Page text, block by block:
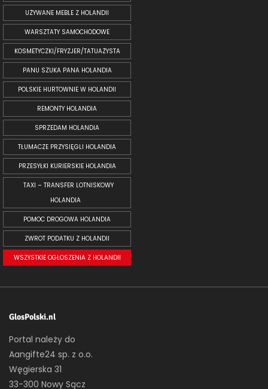
UŻYWANE MEBLE Z HOLANDII
WARSZTATY SAMOCHODOWE
KOSMETYCZKI/FRYZJER/TATUAŻYSTA
PANU SZUKA PANA HOLANDIA
POLSKIE HURTOWNIE W HOLANDII
REMONTY HOLANDIA
SPRZEDAM HOLANDIA
TŁUMACZE PRZYSIĘGLI HOLANDIA
PRZESYŁKI KURIERSKIE HOLANDIA
TAXI – TRANSFER LOTNISKOWY
HOLANDIA
POMOC DROGOWA HOLANDIA
ZWROT PODATKU Z HOLANDII
WSZYSTKIE OGŁOSZENIA Z HOLANDII
GlosPolski.nl
Portal należy do
Aangifte24 sp. z o.o.
Węgierska 31
33-300 Nowy Sącz